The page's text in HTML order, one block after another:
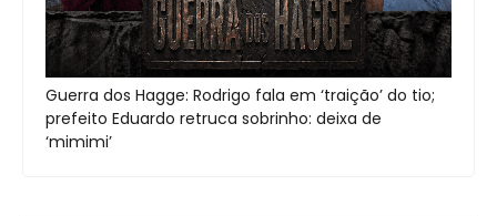
Guerra dos Hagge: Rodrigo fala em ‘traição’ do tio;
prefeito Eduardo retruca sobrinho: deixa de
‘mimimi’